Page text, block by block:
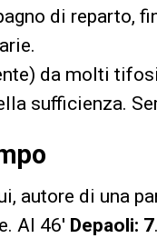
di reparto,
da molti
sufficienza.
autore di una
Al 46′ Depaoli: 7